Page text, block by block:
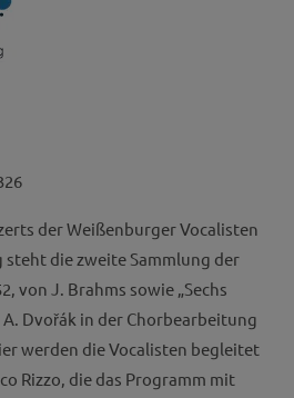
der Weißenburger Vocalisten
steht die zweite Sammlung der
von J. Brahms sowie „Sechs
A. Dvořák in der Chorbearbeitung
werden die Vocalisten begleitet
Rizzo, die das Programm mit